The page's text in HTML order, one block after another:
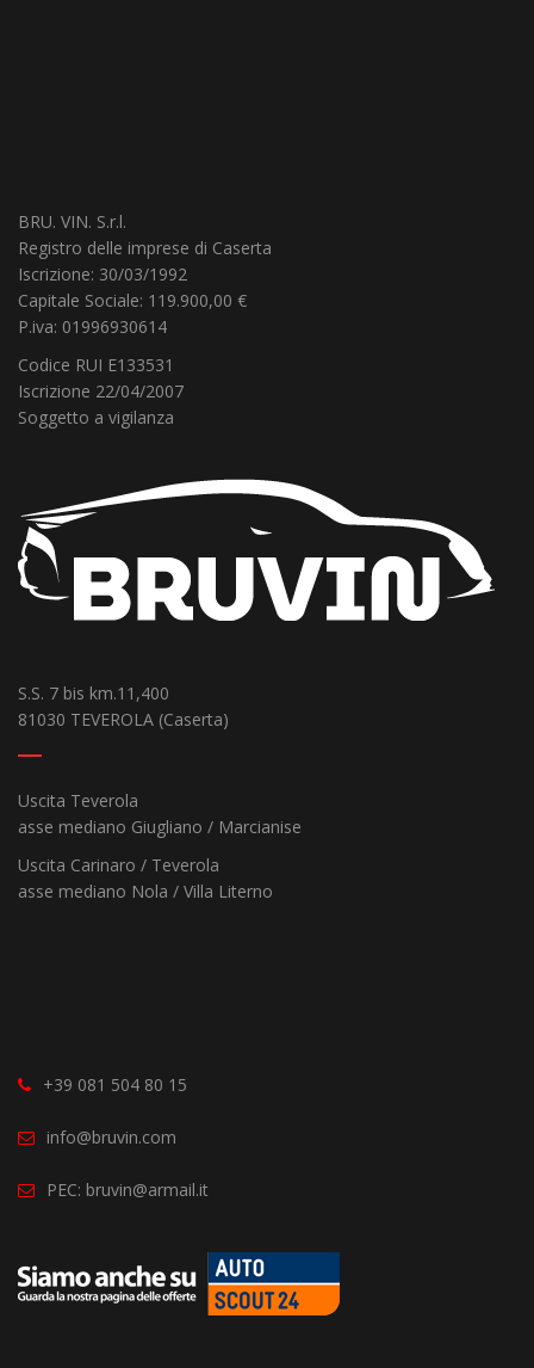
BRU. VIN. S.r.l.
Registro delle imprese di Caserta
Iscrizione: 30/03/1992
Capitale Sociale: 119.900,00 €
P.iva: 01996930614
Codice RUI E133531
Iscrizione 22/04/2007
Soggetto a vigilanza
S.S. 7 bis km.11,400
81030 TEVEROLA (Caserta)
Uscita Teverola
asse mediano Giugliano / Marcianise
Uscita Carinaro / Teverola
asse mediano Nola / Villa Literno
+39 081 504 80 15
info@bruvin.com
PEC: bruvin@armail.it